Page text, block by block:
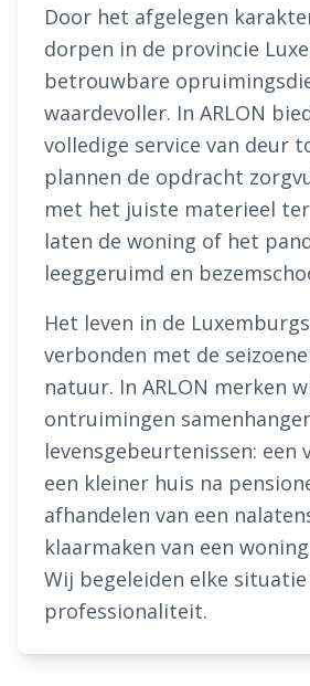
Door het afgelegen
dorpen in de provincie
betrouwbare
waardevoller. In ARLON
volledige service van deur
plannen de opdracht
met het juiste materieel
laten de woning of het
leeggeruimd en
Het leven in de
verbonden met de
natuur. In ARLON merken
ontruimingen
levensgebeurtenissen: een
een kleiner huis na
afhandelen van een
klaarmaken van een
Wij begeleiden elke
professionaliteit.